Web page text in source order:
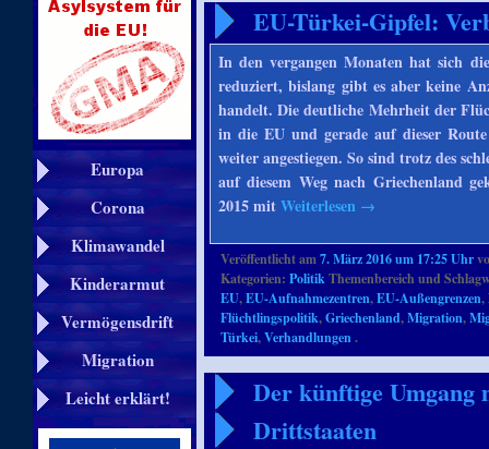
Europa
Corona
Klimawandel
Kinderarmut
Vermögensdrift
Migration
Leicht erklärt!
EU-Türkei-Gipfel:
In den vergangen Monaten hat sich
reduziert, bislang gibt es aber keine
handelt. Die deutliche Mehrheit der
in die EU und gerade auf dieser
weiter angestiegen. So sind trotz des
auf diesem Weg nach Griechenland
2015 mitWeiterlesen →
Veröffentlicht am7. März 2016 um 17:25 Uhr
Kategorien:PolitikThemenbereich und
EU,EU-Aufnahmezentren,EU-Außengrenzen,
Flüchtlingspolitik,Griechenland,Migration,
Türkei,Verhandlungen.
Der künftige Umgang
Drittstaaten